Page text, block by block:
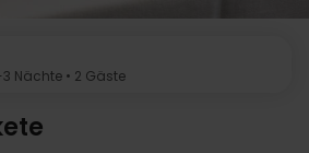
Nächte • 2 Gäste